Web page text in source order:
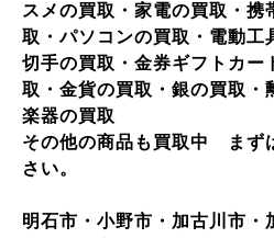
スメの買取・家電の買取・携
取・パソコンの買取・電動工
切手の買取・金券ギフトカー
取・金貨の買取・銀の買取・
楽器の買取
その他の商品も買取中 まず
さい。
明石市・小野市・加古川市・